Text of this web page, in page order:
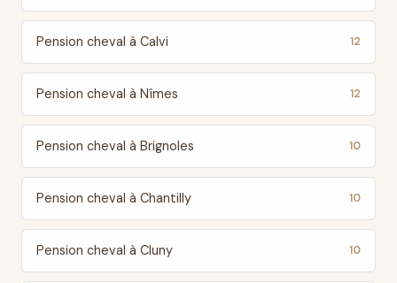
Pension cheval à Calvi 12
Pension cheval à Nîmes 12
Pension cheval à Brignoles 10
Pension cheval à Chantilly 10
Pension cheval à Cluny 10